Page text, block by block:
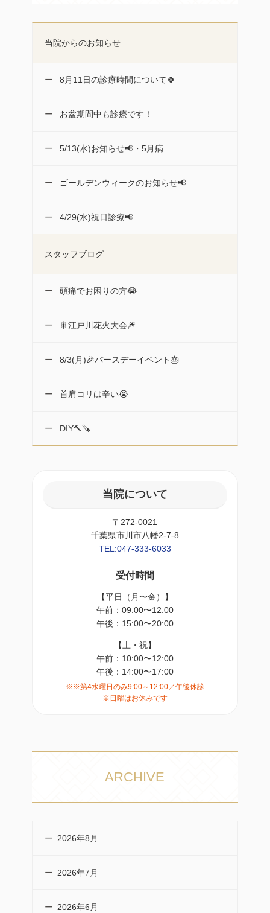
当院からのお知らせ
8月11日の診療時間について🍀
お盆期間中も診療です！
5/13(水)お知らせ📢・5月病
ゴールデンウィークのお知らせ📢
4/29(水)祝日診療📢
スタッフブログ
頭痛でお困りの方😭
🎇江戸川花火大会🎆
8/3(月)🎉バースデーイベント🎂
首肩コリは辛い😭
DIY🔨🪚
当院について
〒272-0021
千葉県市川市八幡2-7-8
TEL:047-333-6033
受付時間
【平日（月〜金）】
午前：09:00〜12:00
午後：15:00〜20:00
【土・祝】
午前：10:00〜12:00
午後：14:00〜17:00
※※第4水曜日のみ9:00～12:00／午後休診
※日曜はお休みです
ARCHIVE
2026年8月
2026年7月
2026年6月